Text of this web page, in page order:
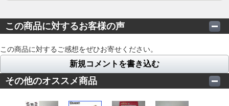
この商品に対するお客様の声
この商品に対するご感想をぜひお寄せください。
新規コメントを書き込む
その他のオススメ商品